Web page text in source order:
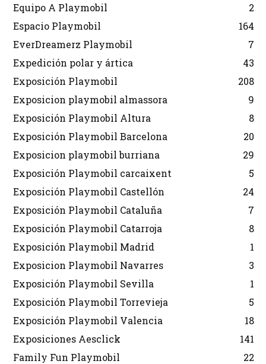
Equipo A Playmobil
2
Espacio Playmobil
164
EverDreamerz Playmobil
7
Expedición polar y ártica
43
Exposición Playmobil
208
Exposicion playmobil almassora
9
Exposición Playmobil Altura
8
Exposición Playmobil Barcelona
20
Exposicion playmobil burriana
29
Exposición Playmobil carcaixent
5
Exposición Playmobil Castellón
24
Exposición Playmobil Cataluña
7
Exposición Playmobil Catarroja
8
Exposición Playmobil Madrid
1
Exposicion Playmobil Navarres
3
Exposición Playmobil Sevilla
1
Exposición Playmobil Torrevieja
5
Exposición Playmobil Valencia
18
Exposiciones Aesclick
141
Family Fun Playmobil
22